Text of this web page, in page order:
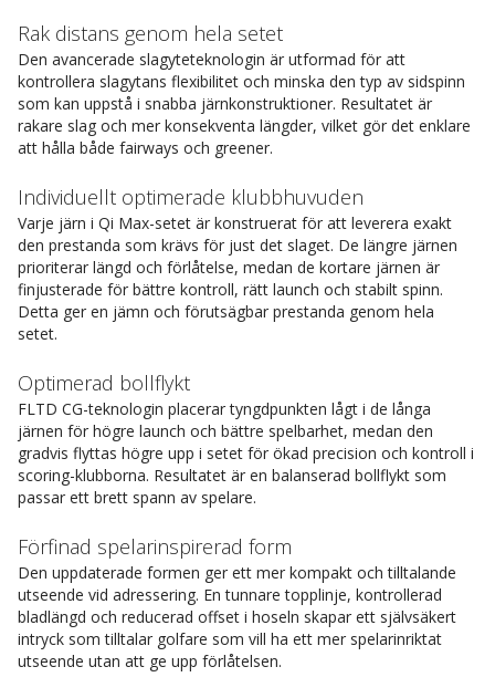
Rak distans genom hela setet
Den avancerade slagyteteknologin är utformad för att
kontrollera slagytans flexibilitet och minska den typ av sidspinn
som kan uppstå i snabba järnkonstruktioner. Resultatet är
rakare slag och mer konsekventa längder, vilket gör det enklare
att hålla både fairways och greener.
Individuellt optimerade klubbhuvuden
Varje järn i Qi Max-setet är konstruerat för att leverera exakt
den prestanda som krävs för just det slaget. De längre järnen
prioriterar längd och förlåtelse, medan de kortare järnen är
finjusterade för bättre kontroll, rätt launch och stabilt spinn.
Detta ger en jämn och förutsägbar prestanda genom hela
setet.
Optimerad bollflykt
FLTD CG-teknologin placerar tyngdpunkten lågt i de långa
järnen för högre launch och bättre spelbarhet, medan den
gradvis flyttas högre upp i setet för ökad precision och kontroll i
scoring-klubborna. Resultatet är en balanserad bollflykt som
passar ett brett spann av spelare.
Förfinad spelarinspirerad form
Den uppdaterade formen ger ett mer kompakt och tilltalande
utseende vid adressering. En tunnare topplinje, kontrollerad
bladlängd och reducerad offset i hoseln skapar ett självsäkert
intryck som tilltalar golfare som vill ha ett mer spelarinriktat
utseende utan att ge upp förlåtelsen.